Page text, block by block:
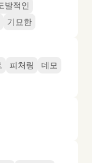
발적인
기묘한
피처링
데모